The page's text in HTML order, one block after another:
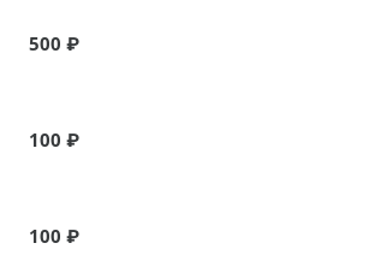
500 ₽
100 ₽
100 ₽